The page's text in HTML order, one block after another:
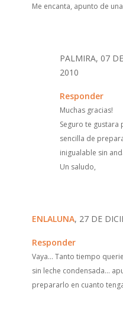
Me encanta, apunto de
PALMIRA, 07
2010
Responder
Muchas gracias!
Seguro te
sencilla de
inigualable sin
Un saludo,
ENLALUNA, 27 DE
Responder
Vaya... Tanto tiempo
sin leche condensada...
prepararlo en cuanto